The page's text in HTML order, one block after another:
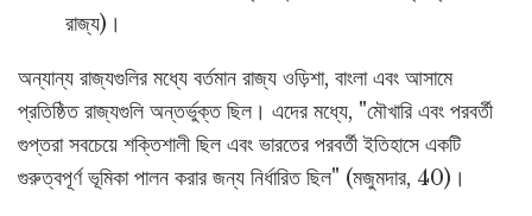
রাজ্য)।
অন্যান্য রাজ্যগুলির মধ্যে বর্তমান রাজ্য ওড়িশা, বাংলা এবং আসামে
প্রতিষ্ঠিত রাজ্যগুলি অন্তর্ভুক্ত ছিল। এদের মধ্যে, "মৌখারি এবং পরবর্তী
গুপ্তরা সবচেয়ে শক্তিশালী ছিল এবং ভারতের পরবর্তী ইতিহাসে একটি
গুরুত্বপূর্ণ ভূমিকা পালন করার জন্য নির্ধারিত ছিল" (মজুমদার, 40)।